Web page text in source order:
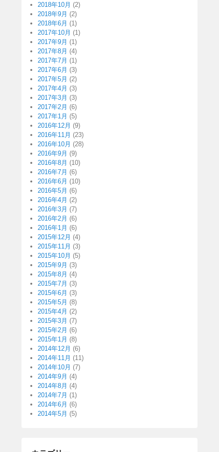
2018年10月 (2)
2018年9月 (2)
2018年6月 (1)
2017年10月 (1)
2017年9月 (1)
2017年8月 (4)
2017年7月 (1)
2017年6月 (3)
2017年5月 (2)
2017年4月 (3)
2017年3月 (3)
2017年2月 (6)
2017年1月 (5)
2016年12月 (9)
2016年11月 (23)
2016年10月 (28)
2016年9月 (9)
2016年8月 (10)
2016年7月 (6)
2016年6月 (10)
2016年5月 (6)
2016年4月 (2)
2016年3月 (7)
2016年2月 (6)
2016年1月 (6)
2015年12月 (4)
2015年11月 (3)
2015年10月 (5)
2015年9月 (3)
2015年8月 (4)
2015年7月 (3)
2015年6月 (3)
2015年5月 (8)
2015年4月 (2)
2015年3月 (7)
2015年2月 (6)
2015年1月 (8)
2014年12月 (6)
2014年11月 (11)
2014年10月 (7)
2014年9月 (4)
2014年8月 (4)
2014年7月 (1)
2014年6月 (6)
2014年5月 (5)